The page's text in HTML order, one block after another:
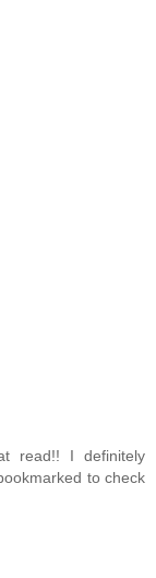
read!! I definitely
to check